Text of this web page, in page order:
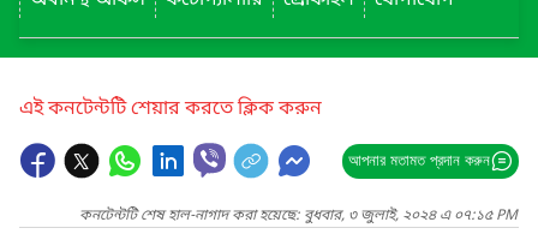
এই কনটেন্টটি শেয়ার করতে ক্লিক করুন
আপনার মতামত প্রদান করুন
কনটেন্টটি শেষ হাল-নাগাদ করা হয়েছে: বুধবার, ৩ জুলাই, ২০২৪ এ ০৭:১৫ PM